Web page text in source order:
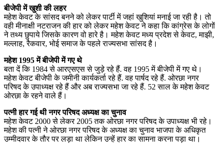
बीजेपी में खुशी की लहर
महेश केवट के सांसद बनने को लेकर पार्टी में जहां खुशियां मनाई जा रही है। तो
वही मीनाक्षी नटराजन की हार को लेकर महेश केवट ने कहा कि कांग्रेस के लोगों
ने तथ्य छुपाये जिसके कारण वो हारे है। महेश केवट मध्य प्रदेश से केवट, माझी,
मल्लाह, रैकवार, भोई समाज के पहले राज्यसभा सांसद है।
महेश 1995 में बीजेपी में गए थे
बता दें कि 1984 से आरएसएस से जुड़े रहे हैं. वह 1995 में बीजेपी में गए थे।
महेश केवट बीजेपी के जमीनी कार्यकर्ता रहे हैं. वह पार्षद रहे हैं. ओरछा नगर
परिषद के उपाध्यक्ष रहे हैं और अब राज्यसभा जा रहे हैं. 52 साल के महेश केवट
ओरछा के रहने वाले हैं।
पत्नी हार गई थी नगर परिषद अध्यक्ष का चुनाव
महेश केवट 2000 से लेकर 2005 तक ओरछा नगर परिषद के उपाध्यक्ष भी रहे।
महेश की पत्नी ने ओरछा नगर परिषद के अध्यक्ष का चुनाव भाजपा के अधिकृत
उम्मीदवार के तौर पर लड़ा था लेकिन उन्हें हार का सामना करना पड़ा था।